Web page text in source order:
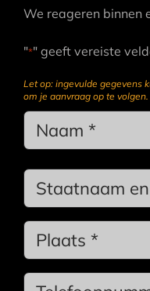
We reageren binnen
"*" geeft vereiste
Let op: ingevulde gegevens
om je aanvraag op te volgen.
Name
*
Geen
titel
*
Stadsnaam
Phone